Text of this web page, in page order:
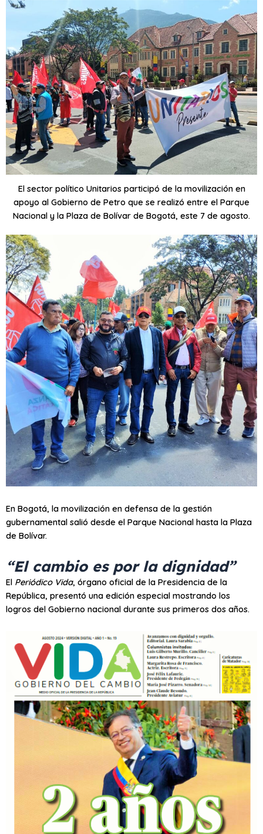
El sector político Unitarios participó de la movilización en
apoyo al Gobierno de Petro que se realizó entre el Parque
Nacional y la Plaza de Bolívar de Bogotá, este 7 de agosto.
En Bogotá, la movilización en defensa de la gestión
gubernamental salió desde el Parque Nacional hasta la Plaza
de Bolívar.
“El cambio es por la dignidad”
El Periódico Vida, órgano oficial de la Presidencia de la
República, presentó una edición especial mostrando los
logros del Gobierno nacional durante sus primeros dos años.